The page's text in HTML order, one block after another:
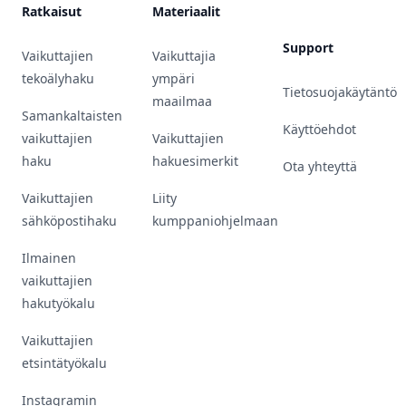
Ratkaisut
Vaikuttajien
tekoälyhaku
Samankaltaisten
vaikuttajien
haku
Vaikuttajien
sähköpostihaku
Ilmainen
vaikuttajien
hakutyökalu
Vaikuttajien
etsintätyökalu
Instagramin
Materiaalit
Vaikuttajia
ympäri
maailmaa
Vaikuttajien
hakuesimerkit
Liity
kumppaniohjelmaan
Support
Tietosuojakäytäntö
Käyttöehdot
Ota yhteyttä